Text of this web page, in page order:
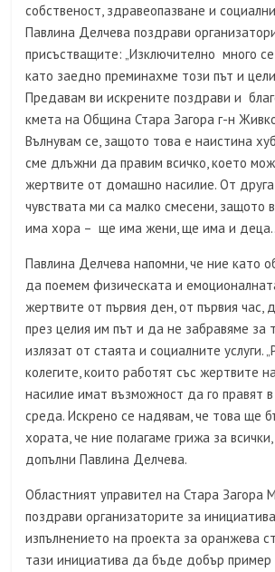
собственост, здравеопазване и
Павлина Делчева поздрави
присъстващите: „Изключително много
като заедно преминахме този път и
Предавам ви искрените поздрави и
кмета на Община Стара Загора г-н
Вълнувам се, защото това е наистина
сме длъжни да правим всичко, което
жертвите от домашно насилие. От
чувствата ми са малко смесени, защото
има хора – ще има жени, ще има и
Павлина Делчева напомни, че ние като
да поемем физическата и
жертвите от първия ден, от първия час,
през целия им път и да не забравяме за
излязат от стаята и социалните услуги.
колегите, които работят със жертвите
насилие имат възможност да го правят
среда. Искрено се надявам, че това ще
хората, че ние полагаме грижа за
допълни Павлина Делчева.
Областният управител на Стара Загора
поздрави организаторите за
изпълнението на проекта за оранжева
тази инициатива да бъде добър пример